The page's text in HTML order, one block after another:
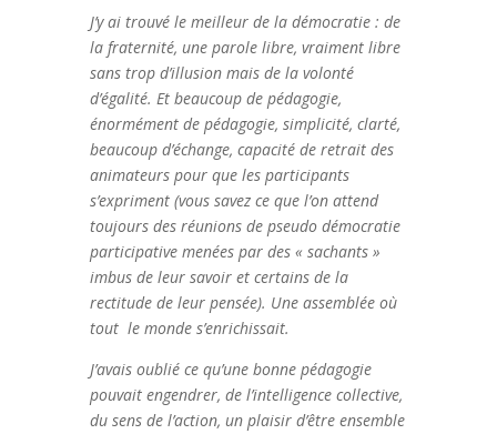
J’y ai trouvé le meilleur de la démocratie : de
la fraternité, une parole libre, vraiment libre
sans trop d’illusion mais de la volonté
d’égalité. Et beaucoup de pédagogie,
énormément de pédagogie, simplicité, clarté,
beaucoup d’échange, capacité de retrait des
animateurs pour que les participants
s’expriment (vous savez ce que l’on attend
toujours des réunions de pseudo démocratie
participative menées par des « sachants »
imbus de leur savoir et certains de la
rectitude de leur pensée). Une assemblée où
tout le monde s’enrichissait.
J’avais oublié ce qu’une bonne pédagogie
pouvait engendrer, de l’intelligence collective,
du sens de l’action, un plaisir d’être ensemble